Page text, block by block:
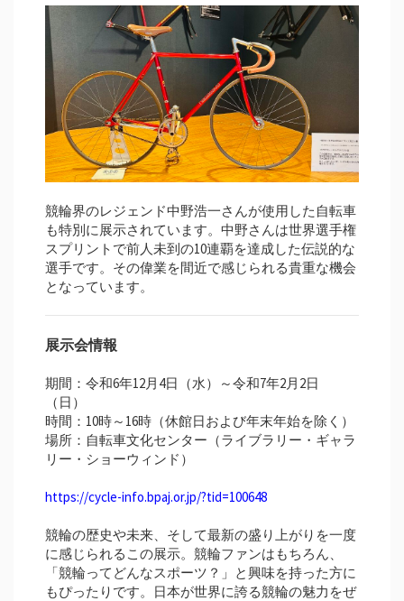
競輪界のレジェンド中野浩一さんが使用した自転車
も特別に展示されています。中野さんは世界選手権
スプリントで前人未到の10連覇を達成した伝説的な
選手です。その偉業を間近で感じられる貴重な機会
となっています。
展示会情報
期間：令和6年12月4日（水）～令和7年2月2日
（日）
時間：10時～16時（休館日および年末年始を除く）
場所：自転車文化センター（ライブラリー・ギャラ
リー・ショーウィンド）
https://cycle-info.bpaj.or.jp/?tid=100648
競輪の歴史や未来、そして最新の盛り上がりを一度
に感じられるこの展示。競輪ファンはもちろん、
「競輪ってどんなスポーツ？」と興味を持った方に
もぴったりです。日本が世界に誇る競輪の魅力をぜ